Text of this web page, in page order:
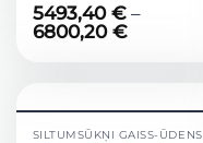
5493,40 €–
6800,20 €
SILTUMSŪKŅI GAISS-ŪDENS